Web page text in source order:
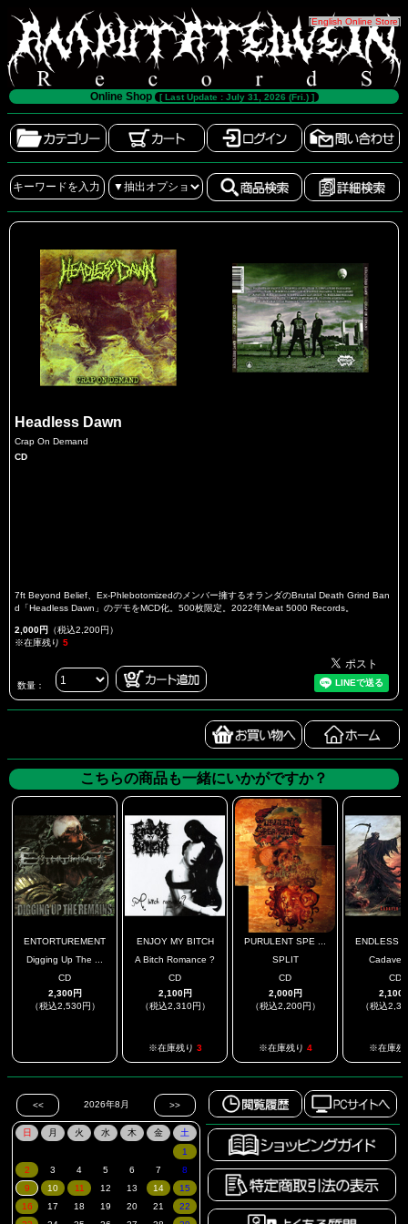
[English Online Store]
Online Shop [ Last Update : July 31, 2026 (Fri.) ]
Headless Dawn
Crap On Demand
CD
7ft Beyond Belief、Ex-Phlebotomizedのメンバー擁するオランダのBrutal Death Grind Ban
d「Headless Dawn」のデモをMCD化。500枚限定。2022年Meat 5000 Records。
2,000円 （税込2,200円）
※在庫残り 5
数量：
こちらの商品も一緒にいかがですか？
ENTORTUREMENT
Digging Up The ...
CD
2,300円
（税込2,530円）
ENJOY MY BITCH
A Bitch Romance ?
CD
2,100円
（税込2,310円）
※在庫残り 3
PURULENT SPE ...
SPLIT
CD
2,000円
（税込2,200円）
※在庫残り 4
ENDLESS
Cadaver
CD
2,100
（税込
※在庫残